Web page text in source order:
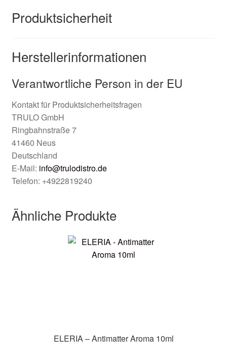
Produktsicherheit
Herstellerinformationen
Verantwortliche Person in der EU
Kontakt für Produktsicherheitsfragen
TRULO GmbH
Ringbahnstraße 7
41460 Neus
Deutschland
E-Mail: info@trulodistro.de
Telefon: +4922819240
Ähnliche Produkte
ELERIA – Antimatter Aroma 10ml